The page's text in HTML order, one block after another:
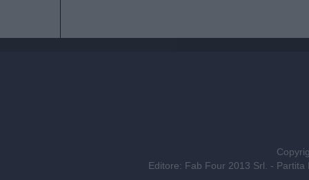
Editore: Fab Four 2013 Srl. -